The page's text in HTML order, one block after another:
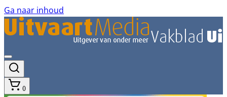
Ga naar inhoud
0